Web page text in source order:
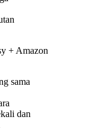
+ Amazon
sama
dan